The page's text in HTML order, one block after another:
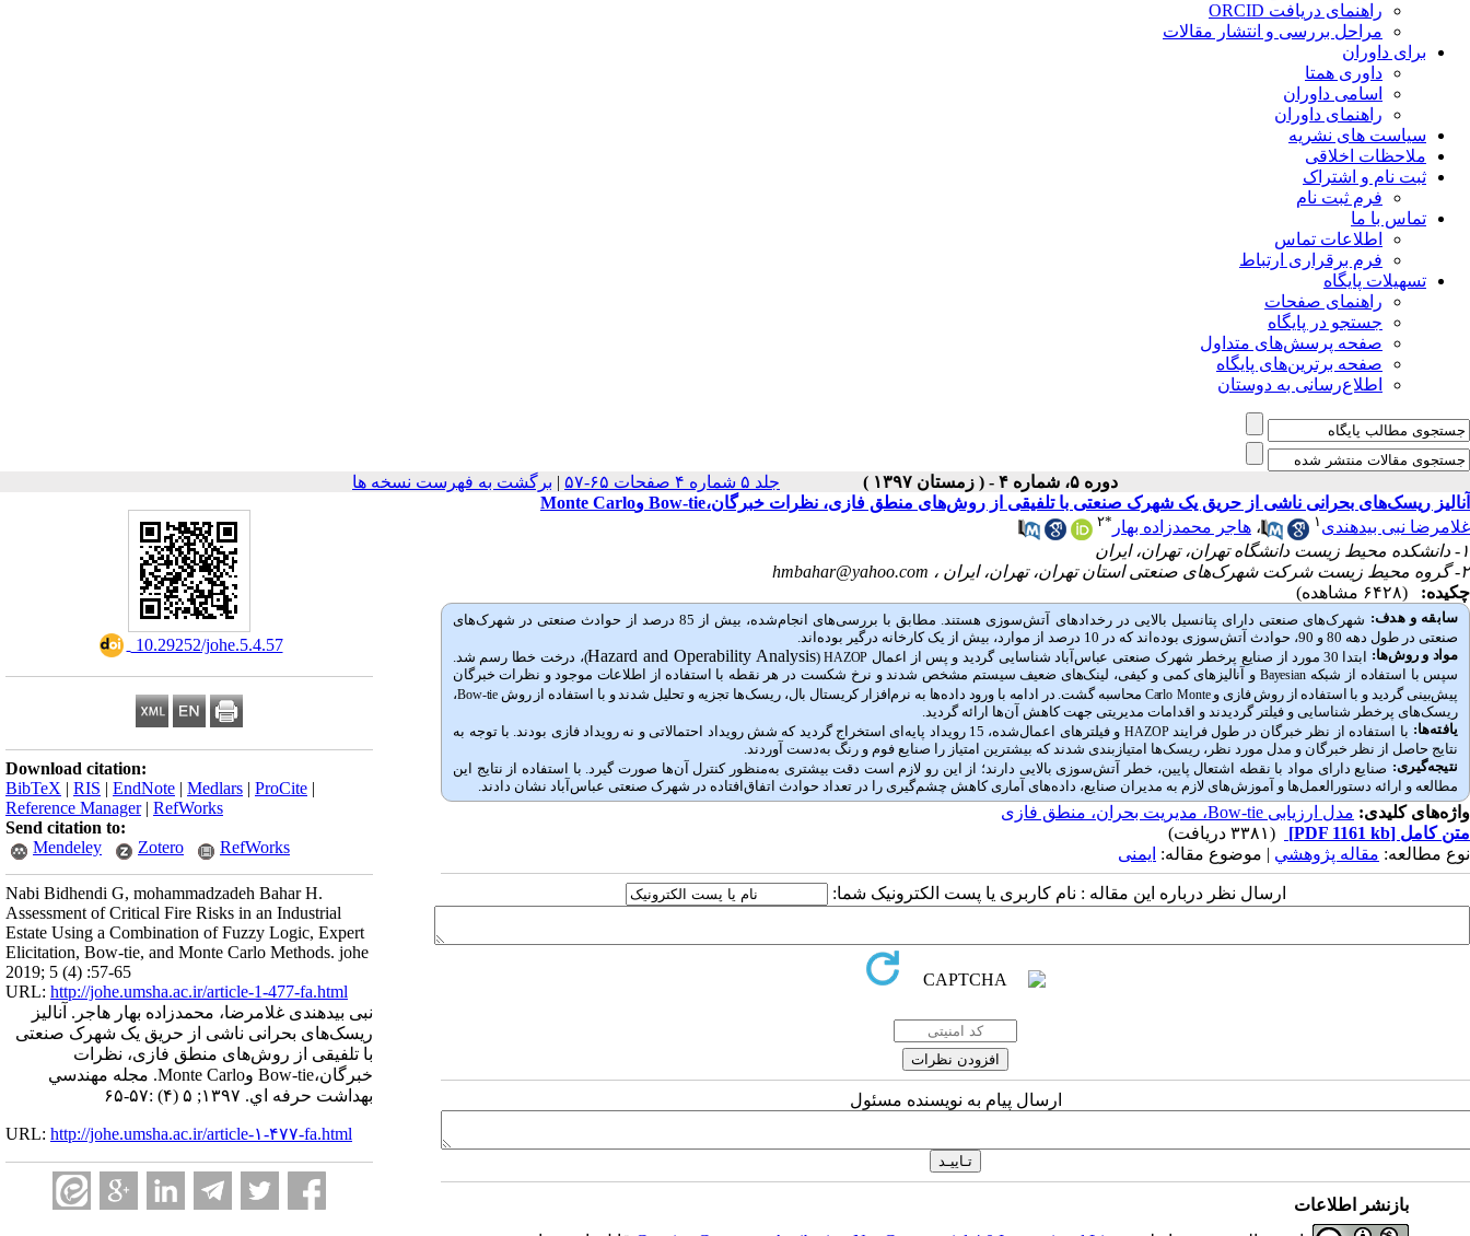
راهنمای دریافت ORCID
مراحل بررسی و انتشار مقالات
برای داوران
داوری همتا
اسامی داوران
راهنمای داوران
سیاست های نشریه
ملاحظات اخلاقی
ثبت نام و اشتراک
فرم ثبت نام
تماس با ما
اطلاعات تماس
فرم برقراری ارتباط
تسهیلات پایگاه
راهنمای صفحات
جستجو در پایگاه
صفحه پرسش‌های متداول
صفحه برترین‌های پایگاه
اطلاع‌رسانی به دوستان
دوره ۵، شماره ۴ - ( زمستان ۱۳۹۷ ) جلد ۵ شماره ۴ صفحات ۶۵-۵۷ | برگشت به فهرست نسخه ها
‎ 10.29252/johe.5.4.57
Download citation:
BibTeX | RIS | EndNote | Medlars | ProCite |
Reference Manager| RefWorks
Send citation to:
Mendeley
Zotero RefWorks
Nabi Bidhendi G, mohammadzadeh Bahar H.
Assessment of Critical Fire Risks in an Industrial
Estate Using a Combination of Fuzzy Logic, Expert
Elicitation, Bow-tie, and Monte Carlo Methods. johe
2019; 5 (4) :57-65
URL: http://johe.umsha.ac.ir/article-1-477-fa.html
نبی بیدهندی غلامرضا، محمدزاده بهار هاجر. آنالیز
ریسک‌های بحرانی ناشی از حریق یک شهرک صنعتی
با تلفیقی از روش‌های منطق فازی، نظرات
خبرگان،Bow-tie وMonte Carlo. مجله مهندسي
بهداشت حرفه اي. ۱۳۹۷; ۵ (۴) :۵۷-۶۵
URL: http://johe.umsha.ac.ir/article-۱-۴۷۷-fa.html
آنالیز ریسک‌های بحرانی ناشی از حریق یک شهرک صنعتی با تلفیقی از روش‌های منطق فازی، نظرات خبرگان،Bow-tie وMonte Carlo
غلامرضا نبی بیدهندی ۱ ، هاجر محمدزاده بهار *۲
۱- دانشکده محیط زیست دانشگاه تهران، تهران، ایران
۲- گروه محیط زیست شرکت شهرک‌های صنعتی استان تهران، تهران، ایران ،
hmbahar@yahoo.com
چکیده:
(۶۴۲۸ مشاهده)
سابقه و هدف:
شهرک‌های صنعتی دارای پتانسیل بالایی در رخدادهای آتش‌سوزی هستند. مطابق با بررسی‌های انجام‌شده، بیش از 85 درصد از حوادث صنعتی در شهرک‌های
صنعتی در طول دهه 80 و 90، حوادث آتش‌سوزی بوده‌اند که در 10 درصد از موارد، بیش از یک کارخانه درگیر بوده‌اند.
مواد و روش‌‌ها: ابتدا 30 مورد از صنایع پرخطر شهرک صنعتی عباس‌آباد شناسایی گردید و پس از اعمال HAZOP
(
Hazard and Operability Analysis)، درخت خطا رسم شد.
سپس با استفاده از شبکهBayesian و آنالیزهای کمی و کیفی، لینک‌های ضعیف سیستم مشخص شدند و نرخ شکست در هر نقطه با استفاده از اطلاعات موجود و نظرات خبرگان
پیش‌بینی گردید و با استفاده از روش فازی وMonte
Carlo محاسبه گشت. در ادامه با ورود داده‌ها به نرم‌افزار کریستال بال، ریسک‌ها تجزیه و تحلیل شدند و با استفاده از روش Bow-tie،
ریسک‌های پرخطر شناسایی و فیلتر گردیدند و اقدامات مدیریتی جهت کاهش آن‌ها ارائه گردید.
یافته‌ها: با استفاده از نظر خبرگان در طول فرایندHAZOP
و فیلترهای اعمال‌شده، 15 رویداد پایه‌ای استخراج گردید که شش رویداد احتمالاتی و نه رویداد فازی بودند. با توجه به
نتایج حاصل از نظر خبرگان و مدل مورد نظر، ریسک‌ها امتیازبندی شدند که بیشترین امتیاز را صنایع فوم و رنگ به‌دست آوردند.
نتیجه‌گیری: صنایع دارای مواد با نقطه اشتعال پایین، خطر آتش‌سوزی بالایی دارند؛ از این رو لازم است دقت بیشتری به‌منظور کنترل آن‌ها صورت گیرد. با استفاده از نتایج این
مطالعه و ارائه دستورالعمل‌ها و آموزش‌های لازم به مدیران صنایع، داده‌های آماری کاهش چشم‌گیری را در تعداد حوادث اتفاق‌افتاده در شهرک صنعتی عباس‌آباد نشان دادند.
واژه‌های کلیدی: مدل ارزیابی Bow-tie، مدیریت بحران، منطق فازی
متن کامل [PDF 1161 kb]
(۳۳۸۱ دریافت)
نوع مطالعه: مقاله پژوهشي | موضوع مقاله: ایمنی
ارسال نظر درباره این مقاله : نام کاربری یا پست الکترونیک شما:
ارسال پیام به نویسنده مسئول
بازنشر اطلاعات